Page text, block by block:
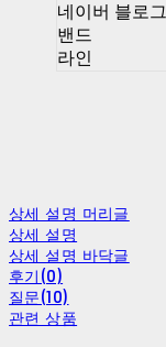
네이버 블로그
밴드
라인
상세 설명 머리글
상세 설명
상세 설명 바닥글
후기(0)
질문(10)
관련 상품